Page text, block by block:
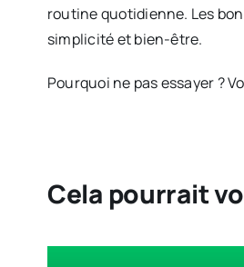
routine quotidienne. Les
simplicité et bien-être.
Pourquoi ne pas essayer ?
Cela pourrait